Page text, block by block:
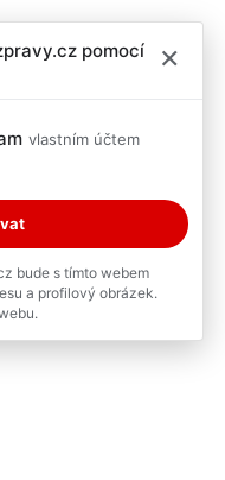
pomocí
×
vlastním účtem
bude s tímto webem
a profilový obrázek.